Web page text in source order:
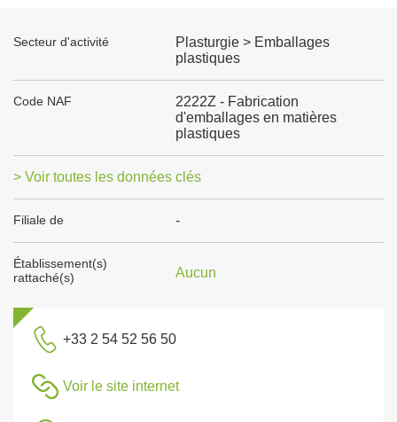
Secteur d'activité
Plasturgie > Emballages
plastiques
Code NAF
2222Z - Fabrication
d'emballages en matières
plastiques
> Voir toutes les données clés
Filiale de -
Établissement(s)
rattaché(s)
Aucun
+33 2 54 52 56 50
Voir le site internet